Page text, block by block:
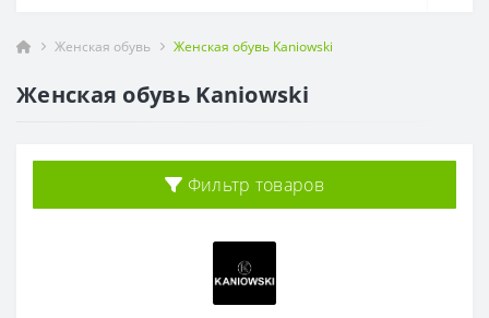
Женская обувь Женская обувь Kaniowski
Женская обувь Kaniowski
Фильтр товаров